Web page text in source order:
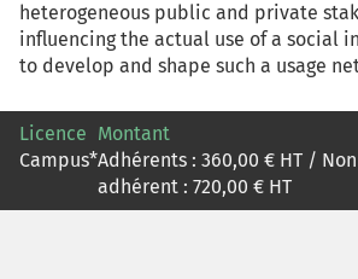
heterogeneous public and private
influencing the actual use of a social
to develop and shape such a usage
Licence
Campus*
Montant
Adhérents : 360,00 € HT / Non
adhérent : 720,00 € HT